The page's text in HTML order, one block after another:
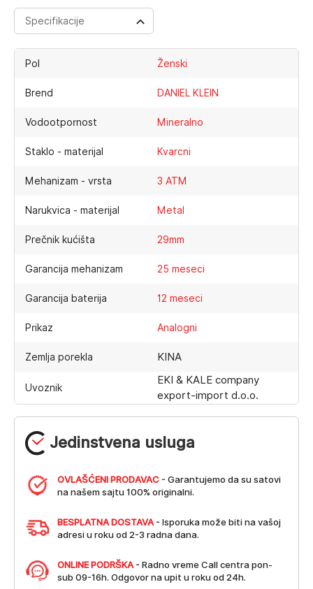
Jedinstvena usluga
OVLAŠĆENI PRODAVAC - Garantujemo da su satovi
na našem sajtu 100% originalni.
BESPLATNA DOSTAVA - Isporuka može biti na vašoj
adresi u roku od 2-3 radna dana.
ONLINE PODRŠKA - Radno vreme Call centra pon-
sub 09-16h. Odgovor na upit u roku od 24h.
Specifikacije
Pol Ženski
Brend DANIEL KLEIN
Vodootpornost Mineralno
Staklo - materijal Kvarcni
Mehanizam - vrsta 3 ATM
Narukvica - materijal Metal
Prečnik kućišta 29mm
Garancija mehanizam 25 meseci
Garancija baterija 12 meseci
Prikaz Analogni
Zemlja porekla KINA
Uvoznik
EKI & KALE company
export-import d.o.o.